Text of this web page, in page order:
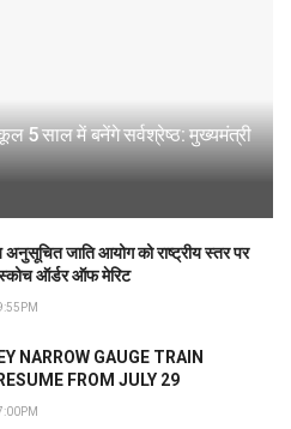
5 साल में बनेंगे सर्वश्रेष्ठ: मुख्यमंत्री
अनुसूचित जाति आयोग को राष्ट्रीय स्तर पर
स्कोच ऑर्डर ऑफ मेरिट
NARROW GAUGE TRAIN
FROM JULY 29